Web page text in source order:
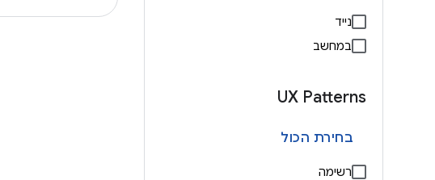
נייד
במחשב
UX Patterns
בחירת הכול
רשימה